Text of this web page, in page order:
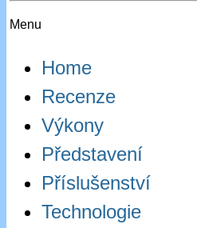
Menu
Home
Recenze
Výkony
Představení
Příslušenství
Technologie